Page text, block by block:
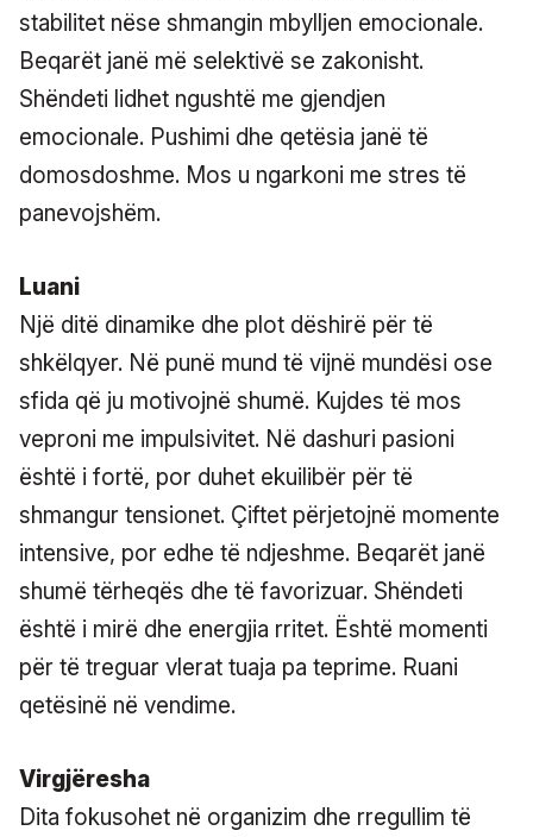
stabilitet nëse shmangin mbylljen emocionale.
Beqarët janë më selektivë se zakonisht.
Shëndeti lidhet ngushtë me gjendjen
emocionale. Pushimi dhe qetësia janë të
domosdoshme. Mos u ngarkoni me stres të
panevojshëm.
Luani
Një ditë dinamike dhe plot dëshirë për të
shkëlqyer. Në punë mund të vijnë mundësi ose
sfida që ju motivojnë shumë. Kujdes të mos
veproni me impulsivitet. Në dashuri pasioni
është i fortë, por duhet ekuilibër për të
shmangur tensionet. Çiftet përjetojnë momente
intensive, por edhe të ndjeshme. Beqarët janë
shumë tërheqës dhe të favorizuar. Shëndeti
është i mirë dhe energjia rritet. Është momenti
për të treguar vlerat tuaja pa teprime. Ruani
qetësinë në vendime.
Virgjëresha
Dita fokusohet në organizim dhe rregullim të